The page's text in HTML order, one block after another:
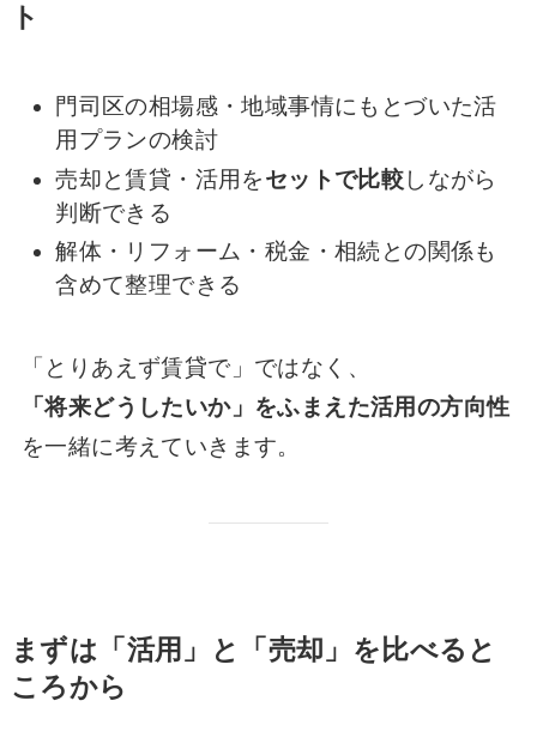
ト
門司区の相場感・地域事情にもとづいた活
用プランの検討
売却と賃貸・活用をセットで比較しながら
判断できる
解体・リフォーム・税金・相続との関係も
含めて整理できる
「とりあえず賃貸で」ではなく、
「将来どうしたいか」をふまえた活用の方向性
を一緒に考えていきます。
まずは「活用」と「売却」を比べると
ころから